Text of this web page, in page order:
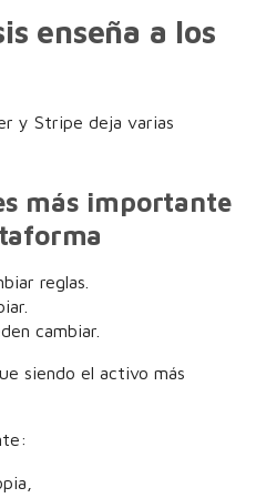
enseña a los
y Stripe deja varias
más importante
reglas.
cambiar.
siendo el activo más